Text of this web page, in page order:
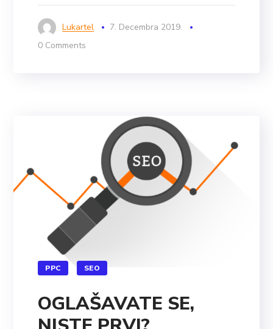
Lukartel
7. Decembra 2019.
0 Comments
PPC SEO
OGLAŠAVATE SE,